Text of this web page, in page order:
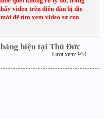
video trên diễn đàn bị die
để tìm xem video sơ cua
hiệu tại Thủ Đức
Lượt xem: 934